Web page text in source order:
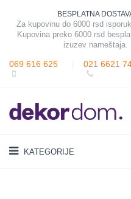
BESPLATNA
Za kupovinu do 6000 rsd
Kupovina preko 6000 rsd
izuzev nameštaja.
069 616 625 021 6621
KATEGORIJE